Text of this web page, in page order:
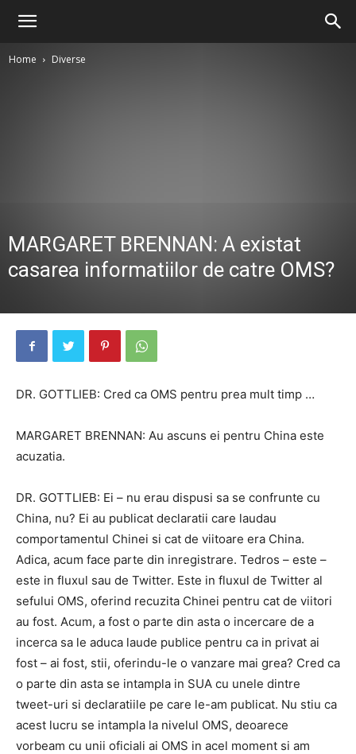
Home Diverse
MARGARET BRENNAN: A existat
casarea informatiilor de catre OMS?
DR. GOTTLIEB: Cred ca OMS pentru prea mult timp …
MARGARET BRENNAN: Au ascuns ei pentru China este
acuzatia.
DR. GOTTLIEB: Ei – nu erau dispusi sa se confrunte cu
China, nu? Ei au publicat declaratii care laudau
comportamentul Chinei si cat de viitoare era China.
Adica, acum face parte din inregistrare. Tedros – este –
este in fluxul sau de Twitter. Este in fluxul de Twitter al
sefului OMS, oferind recuzita Chinei pentru cat de viitori
au fost. Acum, a fost o parte din asta o incercare de a
incerca sa le aduca laude publice pentru ca in privat ai
fost – ai fost, stii, oferindu-le o vanzare mai grea? Cred ca
o parte din asta se intampla in SUA cu unele dintre
tweet-uri si declaratiile pe care le-am publicat. Nu stiu ca
acest lucru se intampla la nivelul OMS, deoarece
vorbeam cu unii oficiali ai OMS in acel moment si am